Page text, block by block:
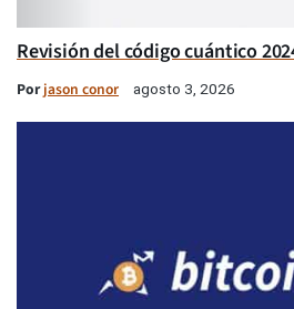
Revisión del código cuántico
Porjason conor agosto 3, 2026